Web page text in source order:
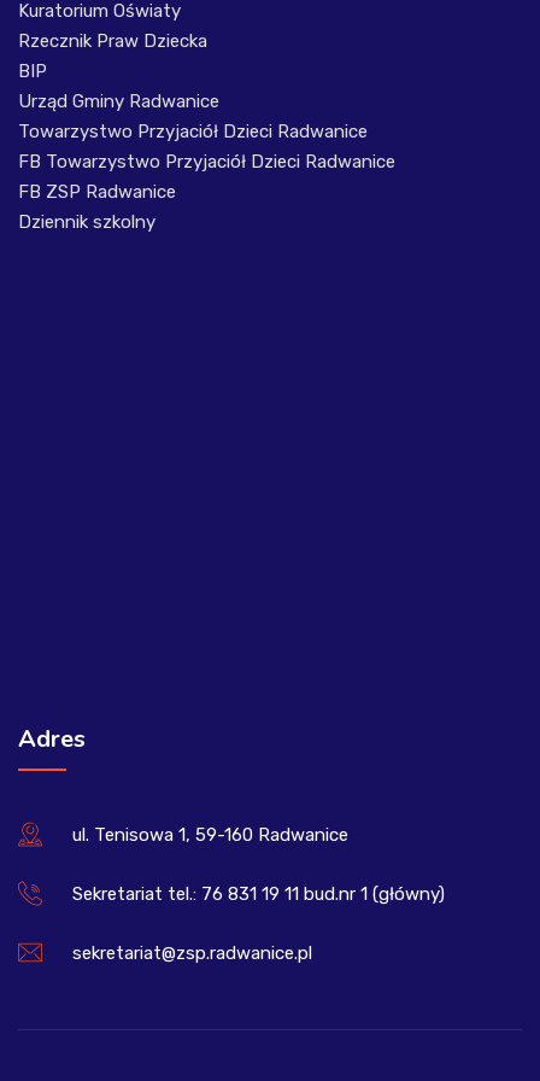
Kuratorium Oświaty
Rzecznik Praw Dziecka
BIP
Urząd Gminy Radwanice
Towarzystwo Przyjaciół Dzieci Radwanice
FB Towarzystwo Przyjaciół Dzieci Radwanice
FB ZSP Radwanice
Dziennik szkolny
Adres
ul. Tenisowa 1, 59-160 Radwanice
Sekretariat tel.: 76 831 19 11 bud.nr 1 (główny)
sekretariat@zsp.radwanice.pl